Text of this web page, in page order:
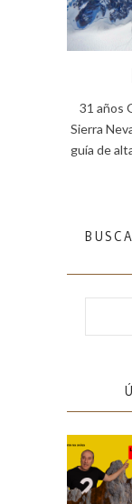
31 años
Sierra
guía de